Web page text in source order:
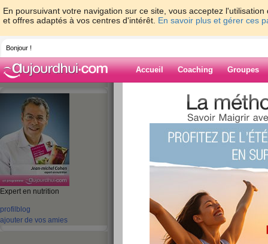
En poursuivant votre navigation sur ce site, vous acceptez
et offres adaptés à vos centres d'intérêt. En savoir plus et gérer ces
Bonjour !
Accueil Coaching Groupes
Expert en nutrition
profil blog
ajouter de vos amies
> jeanmichelcohen
Blog de
Découvrez mon
publié le 11/02/2011 à 08:40